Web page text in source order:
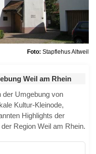
Foto: Stapflehus Altweil
Weil am Rhein
der Umgebung von
Kultur-Kleinode,
Highlights der
Region Weil am Rhein.